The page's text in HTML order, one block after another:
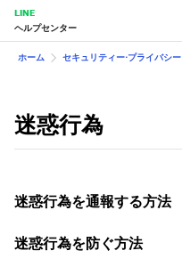
LINE
ヘルプセンター
ホーム セキュリティー⋅プライバシー
迷惑行為
迷惑行為を通報する方法
迷惑行為を防ぐ方法